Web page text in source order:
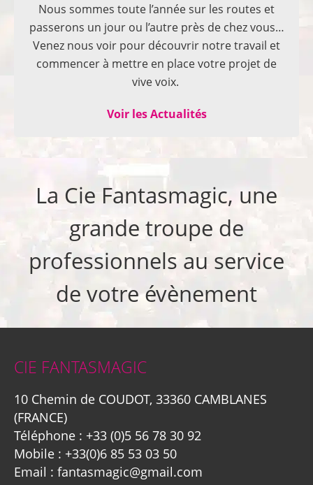
Nous sommes toute l’année sur les routes et
passerons un jour ou l’autre près de chez vous…
Venez nous voir pour découvrir notre travail et
commencer à mettre en place votre projet de
vive voix.
Voir les Actualités
La Cie Fantasmagic, une
grande troupe de
professionnels au service
de votre évènement
CIE FANTASMAGIC
10 Chemin de COUDOT, 33360 CAMBLANES
(FRANCE)
Téléphone : +33 (0)5 56 78 30 92
Mobile : +33(0)6 85 53 03 50
Email : fantasmagic@gmail.com